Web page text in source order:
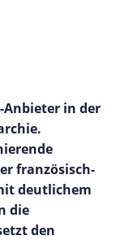
Anbieter in der
französisch-
deutlichem
die
den